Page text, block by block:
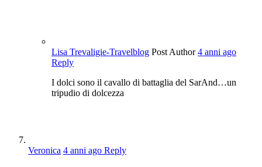
Lisa Trevaligie-Travelblog Post Author 4 anni ago
Reply
I dolci sono il cavallo di battaglia del SarAnd…un
tripudio di dolcezza
Veronica 4 anni ago Reply